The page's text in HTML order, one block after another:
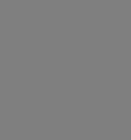
besten Tipps gegen